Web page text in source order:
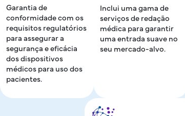
Garantia de
conformidade com os
requisitos regulatórios
para assegurar a
segurança e eficácia
dos dispositivos
médicos para uso dos
pacientes.
Inclui uma gama de
serviços de redação
médica para garantir
uma entrada suave no
seu mercado-alvo.